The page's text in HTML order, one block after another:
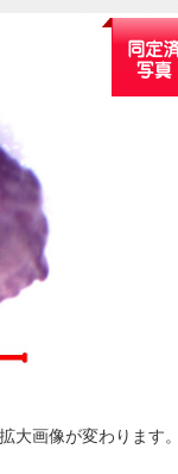
大画像が変わります